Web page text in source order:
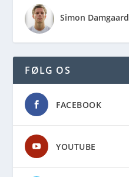
Simon Damgaard
FØLG OS
FACEBOOK
YOUTUBE